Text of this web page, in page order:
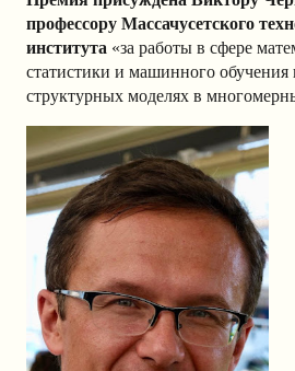
профессору Массачусетского
института «за работы в сфере
статистики и машинного
структурных моделях в